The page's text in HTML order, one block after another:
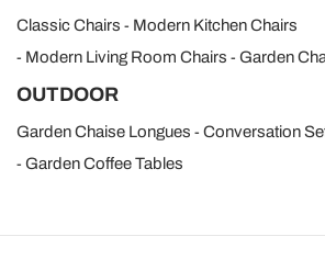
Classic Chairs
Modern Kitchen Chairs
Modern Living Room Chairs
Garden
OUTDOOR
Garden Chaise Longues Conversation
Garden Coffee Tables